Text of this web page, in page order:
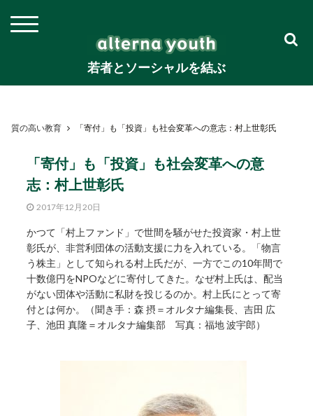
若者とソーシャルを結ぶ
質の高い教育 「寄付」も「投資」も社会変革への意志：村上世彰氏
「寄付」も「投資」も社会変革への意
志：村上世彰氏
2017年12月20日
かつて「村上ファンド」で世間を騒がせた投資家・村上世
彰氏が、非営利団体の活動支援に力を入れている。「物言
う株主」として知られる村上氏だが、一方でこの10年間で
十数億円をNPOなどに寄付してきた。なぜ村上氏は、配当
がない団体や活動に私財を投じるのか。村上氏にとって寄
付とは何か。（聞き手：森 摂＝オルタナ編集長、吉田 広
子、池田 真隆＝オルタナ編集部 写真：福地 波宇郎）